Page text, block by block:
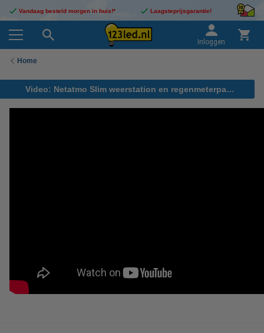
Vandaag besteld morgen in huis!* Laagsteprijsgarantie!
Inloggen
Home
Video: Netatmo Slim weerstation en regenmeterpakket